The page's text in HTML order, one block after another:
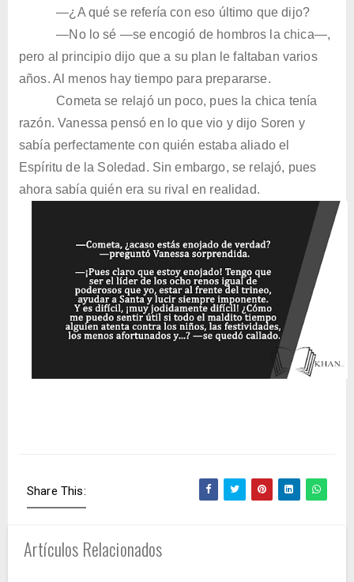
—¿A qué se refería con eso último que dijo?
—No lo sé —se encogió de hombros la chica—,
pero al principio dijo que a su plan le faltaban varios
años. Al menos hay tiempo para prepararse.
Cometa se relajó un poco, pues la chica tenía
razón. Vanessa pensó en lo que vio y dijo Soren y
sabía perfectamente con quién estaba aliado el
Espíritu de la Soledad. Sin embargo, se relajó, pues
ahora sabía quién era su rival en realidad.
Share This:
Artículos Relacionados